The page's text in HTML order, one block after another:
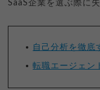
SaaS企業を選ぶ際に
自己分析を徹底
転職エージェン